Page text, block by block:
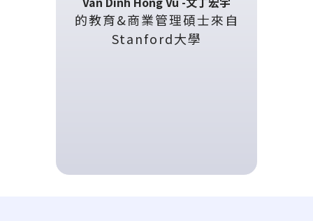
的教育&商業管理碩士來自
Stanford大學